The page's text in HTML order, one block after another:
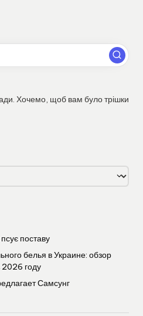
Хочемо, щоб вам було трішки
поставу
белья в Украине: обзор
2026 году
Самсунг